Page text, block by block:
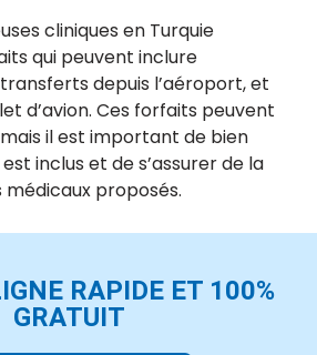
cliniques en Turquie
qui peuvent inclure
depuis l’aéroport, et
d’avion. Ces forfaits peuvent
il est important de bien
inclus et de s’assurer de la
proposés.
RAPIDE ET 100%
GRATUIT